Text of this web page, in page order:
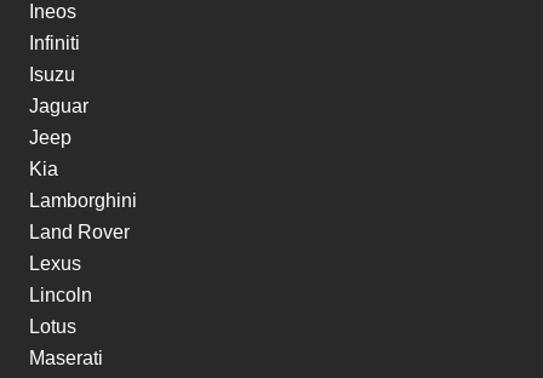
Ineos
Infiniti
Isuzu
Jaguar
Jeep
Kia
Lamborghini
Land Rover
Lexus
Lincoln
Lotus
Maserati